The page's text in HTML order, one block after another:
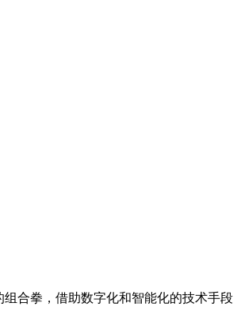
合拳，借助数字化和智能化的技术手